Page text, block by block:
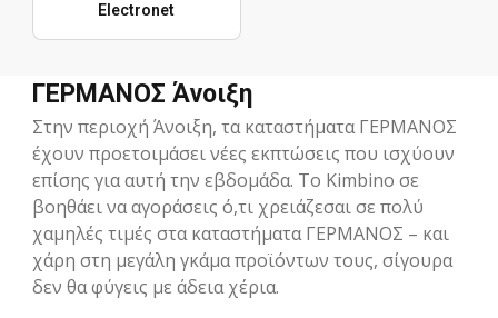
Electronet
ΓΕΡΜΑΝΟΣ Άνοιξη
Στην περιοχή Άνοιξη, τα καταστήματα ΓΕΡΜΑΝΟΣ
έχουν προετοιμάσει νέες εκπτώσεις που ισχύουν
επίσης για αυτή την εβδομάδα. Το Kimbino σε
βοηθάει να αγοράσεις ό,τι χρειάζεσαι σε πολύ
χαμηλές τιμές στα καταστήματα ΓΕΡΜΑΝΟΣ – και
χάρη στη μεγάλη γκάμα προϊόντων τους, σίγουρα
δεν θα φύγεις με άδεια χέρια.